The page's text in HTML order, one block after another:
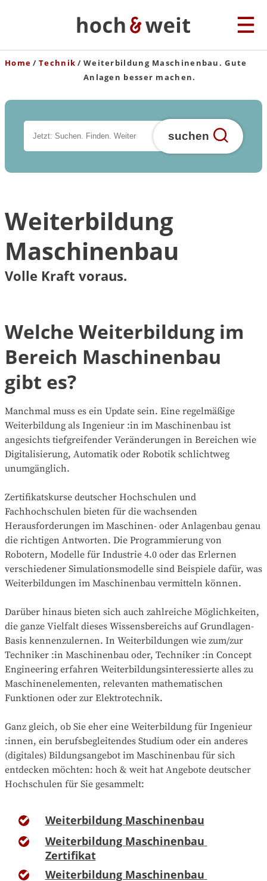
Home Technik
Weiterbildung Maschinenbau. Gute
Anlagen besser machen.
suchen
Weiterbildung
Maschinenbau
Volle Kraft voraus.
Welche Weiterbildung im
Bereich Maschinenbau
gibt es?
Manchmal muss es ein Update sein. Eine regelmäßige
Weiterbildung als Ingenieur :in im Maschinenbau ist
angesichts tiefgreifender Veränderungen in Bereichen wie
Digitalisierung, Automatik oder Robotik schlichtweg
unumgänglich.
Zertifikatskurse deutscher Hochschulen und
Fachhochschulen bieten für die wachsenden
Herausforderungen im Maschinen- oder Anlagenbau genau
die richtigen Antworten. Die Programmierung von
Robotern, Modelle für Industrie 4.0 oder das Erlernen
verschiedener Simulationsmodelle sind Beispiele dafür, was
Weiterbildungen im Maschinenbau vermitteln können.
Darüber hinaus bieten sich auch zahlreiche Möglichkeiten,
die ganze Vielfalt dieses Wissensbereichs auf Grundlagen-
Basis kennenzulernen. In Weiterbildungen wie zum/zur
Techniker :in Maschinenbau oder, Techniker :in Concept
Engineering erfahren Weiterbildungsinteressierte alles zu
Maschinenelementen, relevanten mathematischen
Funktionen oder zur Elektrotechnik.
Ganz gleich, ob Sie eher eine Weiterbildung für Ingenieur
:innen, ein berufsbegleitendes Studium oder ein anderes
(digitales) Bildungsangebot im Maschinenbau für sich
entdecken möchten: hoch & weit hat Angebote deutscher
Hochschulen für Sie gesammelt:
Weiterbildung Maschinenbau
Weiterbildung Maschinenbau
Zertifikat
Weiterbildung Maschinenbau